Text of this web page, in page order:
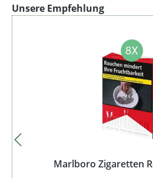
Produktgalerie überspringen
Unsere Empfehlung
Marlboro Zigaretten